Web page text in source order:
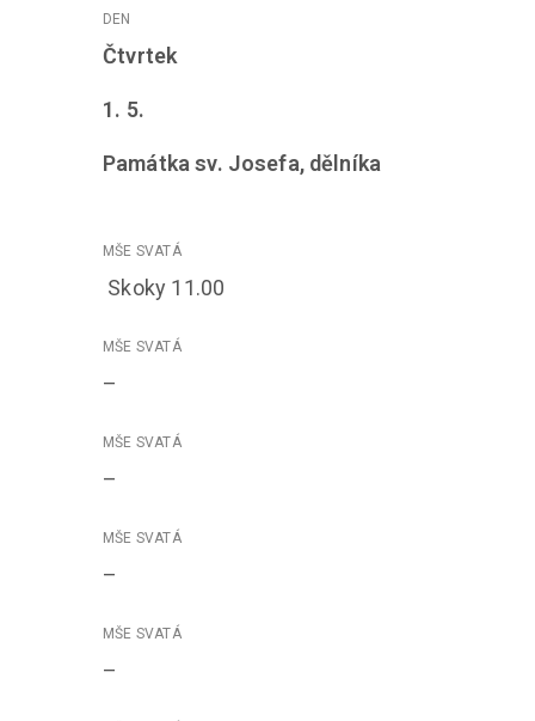
Čtvrtek
1. 5.
Památka sv. Josefa, dělníka
Skoky 11.00
–
–
–
–